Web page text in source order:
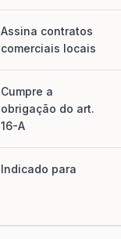
Assina contratos
comerciais locais
Cumpre a
obrigação do art.
16-A
Indicado para